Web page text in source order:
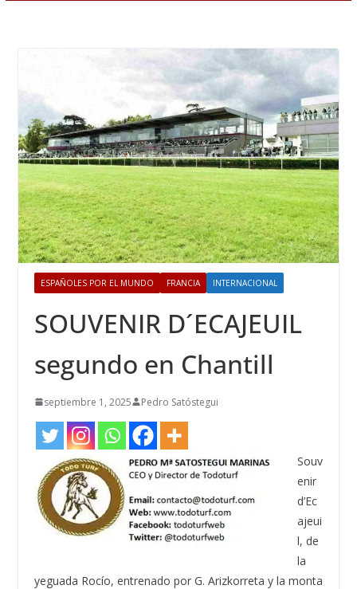
ESPAÑOLES POR EL MUNDO FRANCIA INTERNACIONAL
SOUVENIR D´ECAJEUIL
segundo en Chantill
septiembre 1, 2025 Pedro Satóstegui
Souv
enir
d’Ec
ajeui
l, de
la
yeguada Rocío, entrenado por G. Arizkorreta y la monta